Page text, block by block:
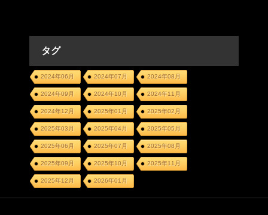
タグ
2024年06月 2024年07月 2024年08月
2024年09月 2024年10月 2024年11月
2024年12月 2025年01月 2025年02月
2025年03月 2025年04月 2025年05月
2025年06月 2025年07月 2025年08月
2025年09月 2025年10月 2025年11月
2025年12月 2026年01月